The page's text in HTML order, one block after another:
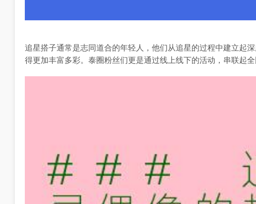
追星搭子通常是志同道合的年轻人，他们从追星的过程中建立起
得更加丰富多彩。泰圈粉丝们更是通过线上线下的活动，串联起全